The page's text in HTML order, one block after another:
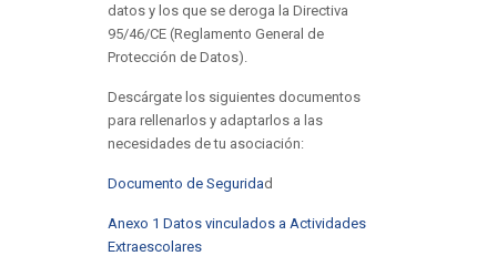
datos y los que se deroga la Directiva
95/46/CE (Reglamento General de
Protección de Datos).
Descárgate los siguientes documentos
para rellenarlos y adaptarlos a las
necesidades de tu asociación:
Documento de Seguridad
Anexo 1 Datos vinculados a Actividades
Extraescolares